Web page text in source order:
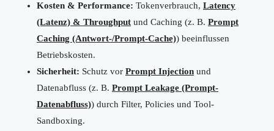
Kosten & Performance: Tokenverbrauch, Latency
(Latenz) & Throughput und Caching (z. B. Prompt
Caching (Antwort-/Prompt-Cache)) beeinflussen
Betriebskosten.
Sicherheit: Schutz vor Prompt Injection und
Datenabfluss (z. B. Prompt Leakage (Prompt-
Datenabfluss)) durch Filter, Policies und Tool-
Sandboxing.